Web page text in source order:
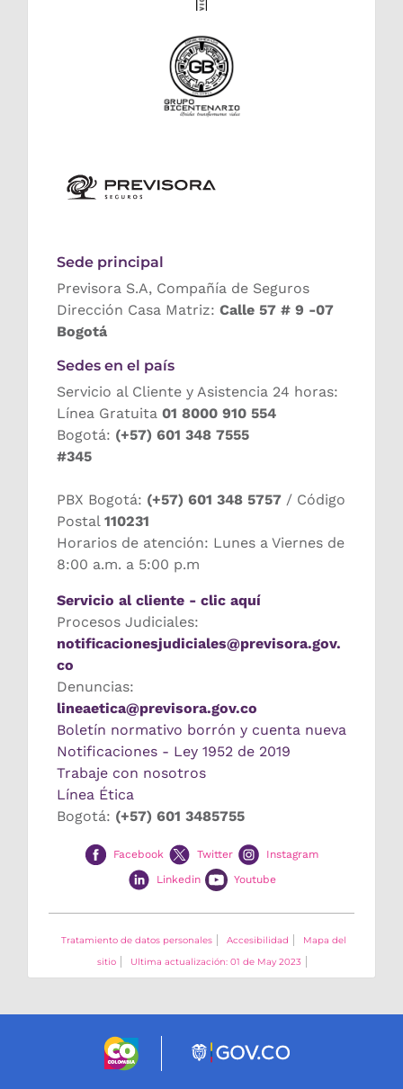
Sede principal
Previsora S.A, Compañía de Seguros
Dirección Casa Matriz: Calle 57 # 9 -07
Bogotá
Sedes en el país
Servicio al Cliente y Asistencia 24 horas:
Línea Gratuita 01 8000 910 554
Bogotá: (+57) 601 348 7555
#345
PBX Bogotá: (+57) 601 348 5757 / Código
Postal 110231
Horarios de atención: Lunes a Viernes de
8:00 a.m. a 5:00 p.m
Servicio al cliente - clic aquí
Procesos Judiciales:
notificacionesjudiciales@previsora.gov.
co
Denuncias:
lineaetica@previsora.gov.co
Boletín normativo borrón y cuenta nueva
Notificaciones - Ley 1952 de 2019
Trabaje con nosotros
Línea Ética
Bogotá: (+57) 601 3485755
Facebook Twitter
Instagram
Linkedin
Youtube
Tratamiento de datos personales Accesibilidad
Mapa del
sitio
Ultima actualización: 01 de May 2023
Logo marca Colombia